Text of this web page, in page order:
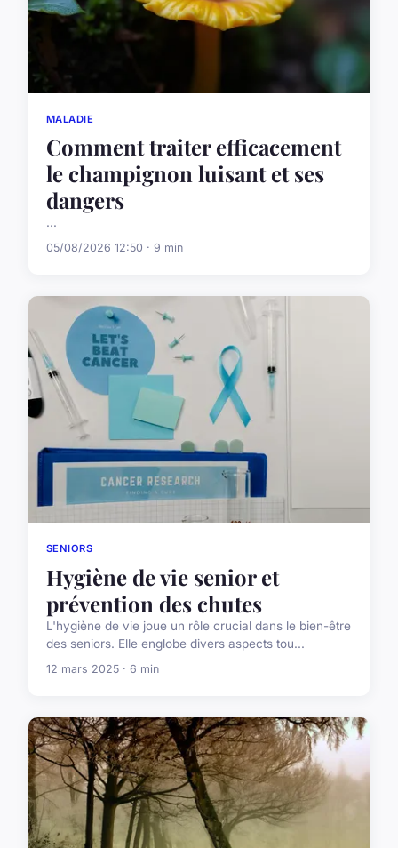
MALADIE
Comment traiter efficacement
le champignon luisant et ses
dangers
...
05/08/2026 12:50 · 9 min
SENIORS
Hygiène de vie senior et
prévention des chutes
L'hygiène de vie joue un rôle crucial dans le bien-être
des seniors. Elle englobe divers aspects tou...
12 mars 2025 · 6 min